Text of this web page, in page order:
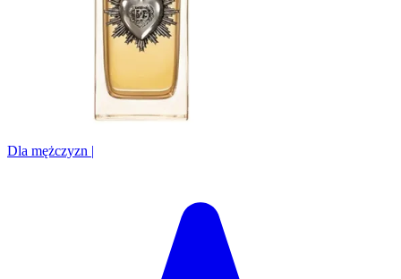
Dla mężczyzn |